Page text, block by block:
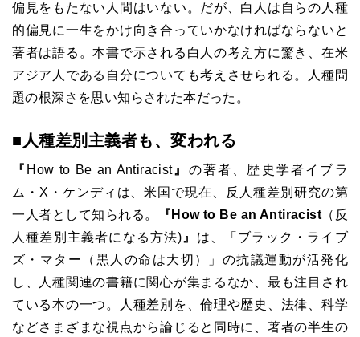
偏見をもたない人間はいない。だが、白人は自らの人種
的偏見に一生をかけ向き合っていかなければならないと
著者は語る。本書で示される白人の考え方に驚き、在米
アジア人である自分についても考えさせられる。人種問
題の根深さを思い知らされた本だった。
■人種差別主義者も、変われる
『 How to Be an Antiracist』 の著者、歴史学者イブラ
ム・X・ケンディは、米国で現在、反人種差別研究の第
一人者として知られる。
『How to Be an Antiracist（反
人種差別主義者になる方法) 』 は、「ブラック・ライブ
ズ・マター（黒人の命は大切）」の抗議運動が活発化
し、人種関連の書籍に関心が集まるなか、最も注目され
ている本の一つ。人種差別を、倫理や歴史、法律、科学
などさまざまな視点から論じると同時に、著者の半生の